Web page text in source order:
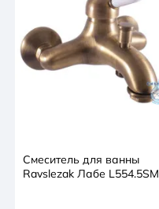
Смеситель для ванны
Ravslezak Лабе L554.5SM